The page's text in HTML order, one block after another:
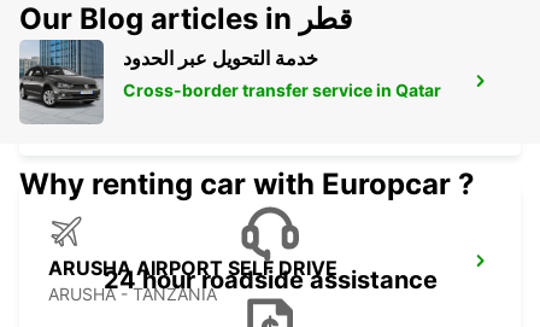
KILIMANJARO INT APT SELF DRIVE
MOSHI - TANZANIA
ARUSHA AIRPORT SELF DRIVE
ARUSHA - TANZANIA
Our Blog articles in قطر
خدمة التحويل عبر الحدود
Cross-border transfer service in Qatar
Why renting car with Europcar ?
24 hour roadside assistance